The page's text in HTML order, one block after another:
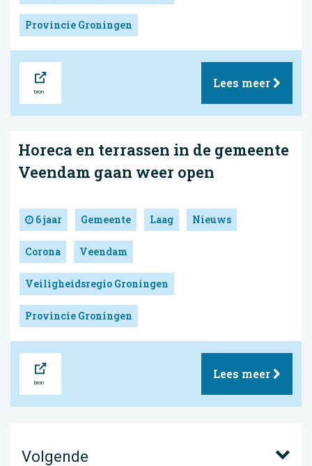
Provincie Groningen
Lees meer
Horeca en terrassen in de gemeente
Veendam gaan weer open
6 jaar Gemeente Laag Nieuws
Corona Veendam
Veiligheidsregio Groningen
Provincie Groningen
Lees meer
Volgende